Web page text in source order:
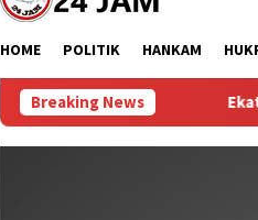
HOME POLITIK HANKAM
Breaking News
Ekaterina Alexandrova